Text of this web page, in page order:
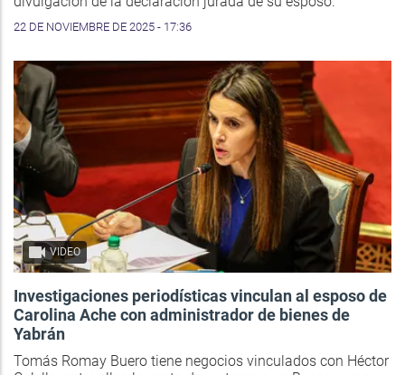
22 DE NOVIEMBRE DE 2025 - 17:36
VIDEO
Investigaciones periodísticas vinculan al esposo de
Carolina Ache con administrador de bienes de
Yabrán
Tomás Romay Buero tiene negocios vinculados con Héctor